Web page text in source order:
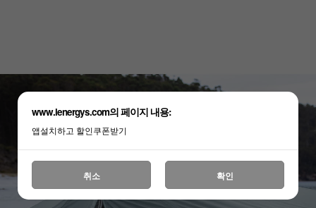
www.lenergys.com의 페이지 내용:
앱설치하고 할인쿠폰받기
취소 확인